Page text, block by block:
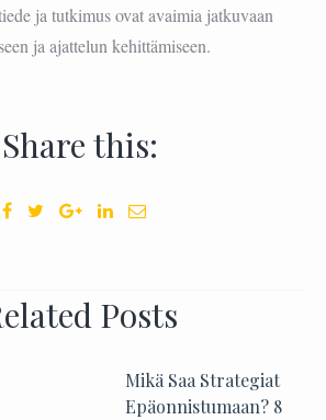
ja tutkimus ovat avaimia jatkuvaan
ja ajattelun kehittämiseen.
Share this:
Posts
Mikä Saa Strategiat
Epäonnistumaan? 8